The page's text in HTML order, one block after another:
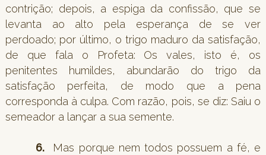
contrição; depois, a espiga da confissão, que se
levanta ao alto pela esperança de se ver
perdoado; por último, o trigo maduro da satisfação,
de que fala o Profeta: Os vales, isto é, os
penitentes humildes, abundarão do trigo da
satisfação perfeita, de modo que a pena
corresponda à culpa. Com razão, pois, se diz: Saiu o
semeador a lançar a sua semente.
6.Mas porque nem todos possuem a fé, e